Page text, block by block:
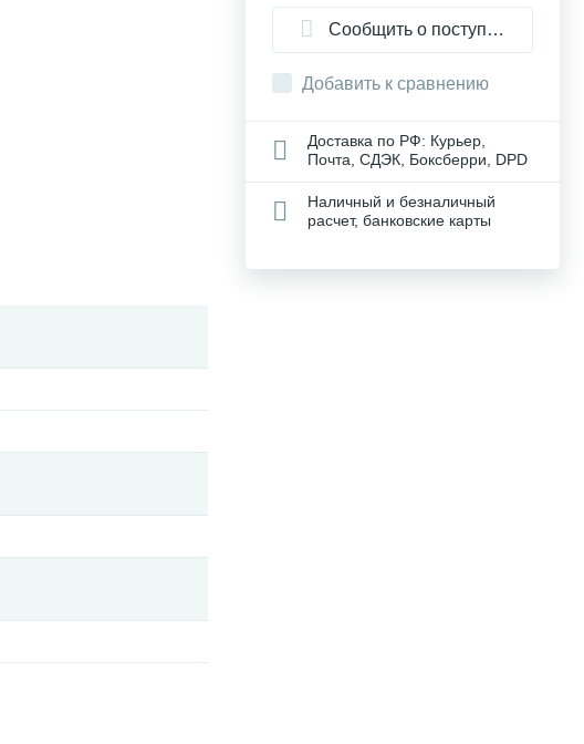
Сообщить о поступлении
Добавить к сравнению
Доставка по РФ: Курьер,
Почта, СДЭК, Боксберри, DPD
Наличный и безналичный
расчет, банковские карты